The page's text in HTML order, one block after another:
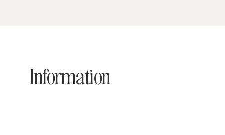
Information